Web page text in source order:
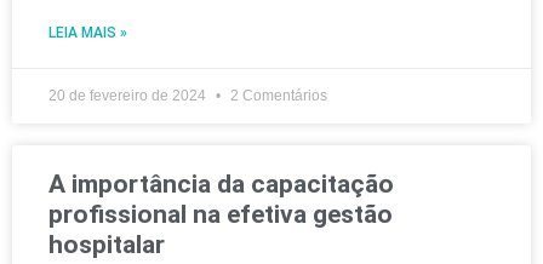
LEIA MAIS »
20 de fevereiro de 2024 2 Comentários
A importância da capacitação
profissional na efetiva gestão
hospitalar